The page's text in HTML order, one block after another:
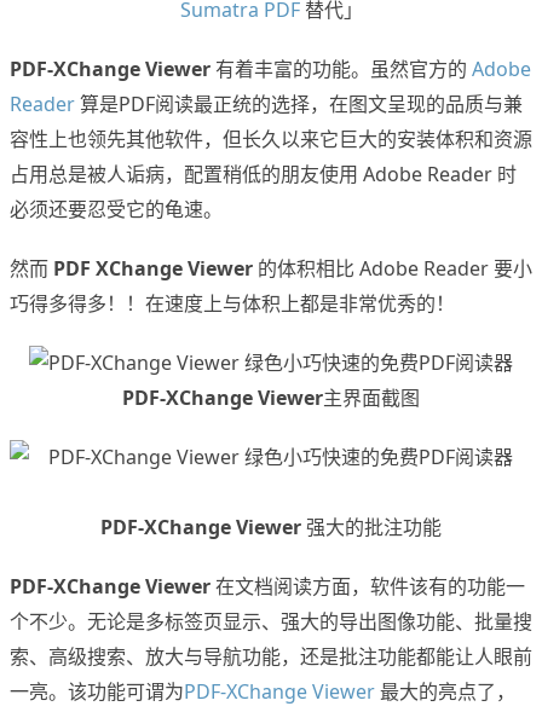
Sumatra PDF替代」
PDF-XChange Viewer 有着丰富的功能。虽然官方的 Adobe
Reader算是PDF阅读最正统的选择，在图文呈现的品质与兼
容性上也领先其他软件，但长久以来它巨大的安装体积和资源
占用总是被人诟病，配置稍低的朋友使用 Adobe Reader 时
必须还要忍受它的龟速。
然而 PDF XChange Viewer 的体积相比 Adobe Reader 要小
巧得多得多！！在速度上与体积上都是非常优秀的！
PDF-XChange Viewer主界面截图
PDF-XChange Viewer强大的批注功能
PDF-XChange Viewer在文档阅读方面，软件该有的功能一
个不少。无论是多标签页显示、强大的导出图像功能、批量搜
索、高级搜索、放大与导航功能，还是批注功能都能让人眼前
一亮。该功能可谓为PDF-XChange Viewer最大的亮点了，